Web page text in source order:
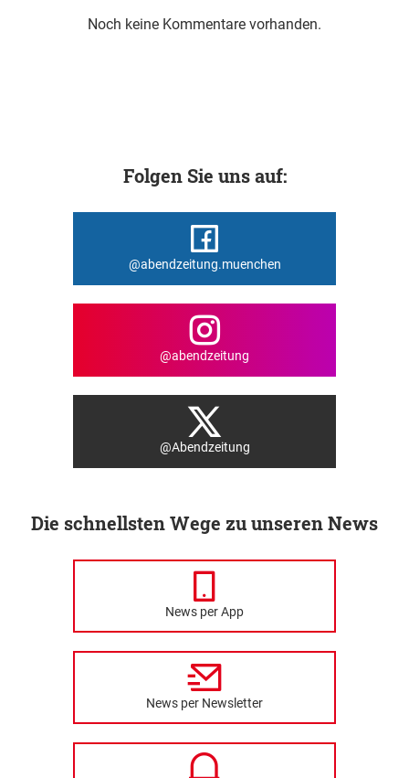
Noch keine Kommentare vorhanden.
Folgen Sie uns auf:
@abendzeitung.muenchen
@abendzeitung
@Abendzeitung
Die schnellsten Wege zu unseren News
News per App
News per Newsletter